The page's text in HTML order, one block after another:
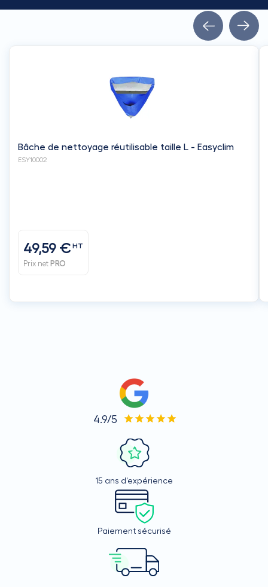
Bâche de nettoyage réutilisable taille L - Easyclim
ESY10002
49,59 €HT
Prix net PRO
4.9/5
15 ans d'expérience
Paiement sécurisé